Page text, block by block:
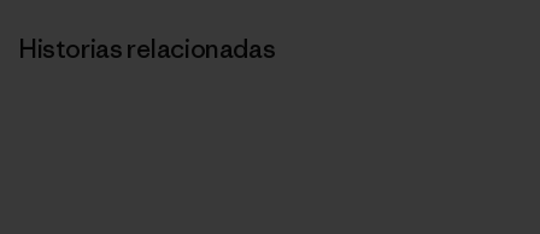
Historias relacionadas